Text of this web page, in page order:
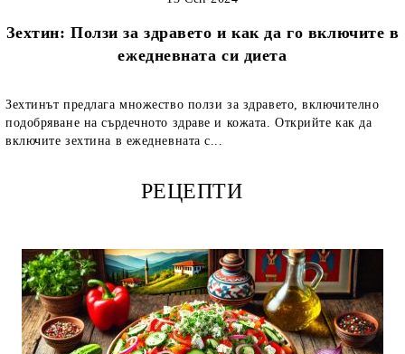
Зехтин: Ползи за здравето и как да го включите в
ежедневната си диета
Зехтинът предлага множество ползи за здравето, включително
подобряване на сърдечното здраве и кожата. Открийте как да
включите зехтина в ежедневната с...
РЕЦЕПТИ